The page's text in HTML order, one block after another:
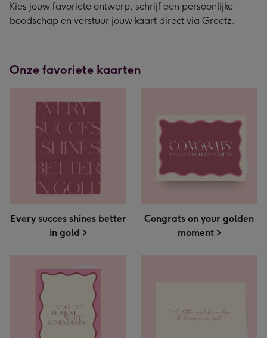
Kies jouw favoriete ontwerp, schrijf een persoonlijke
boodschap en verstuur jouw kaart direct via Greetz.
Onze favoriete kaarten
Every succes shines better
in gold
Congrats on your golden
moment